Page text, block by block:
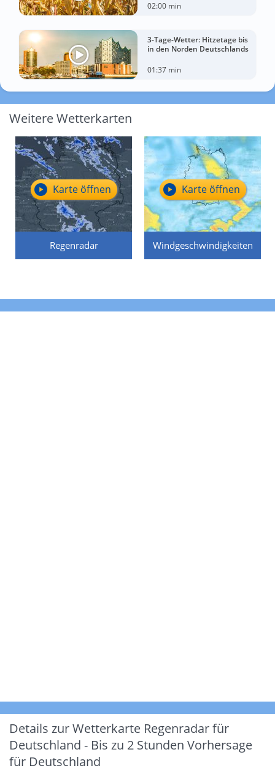
02:00 min
3-Tage-Wetter: Hitzetage bis
in den Norden Deutschlands
01:37 min
Weitere Wetterkarten
Regenradar
Karte öffnen
Windgeschwindigkeiten
Karte öffnen
Details zur Wetterkarte Regenradar für
Deutschland - Bis zu 2 Stunden Vorhersage
für Deutschland